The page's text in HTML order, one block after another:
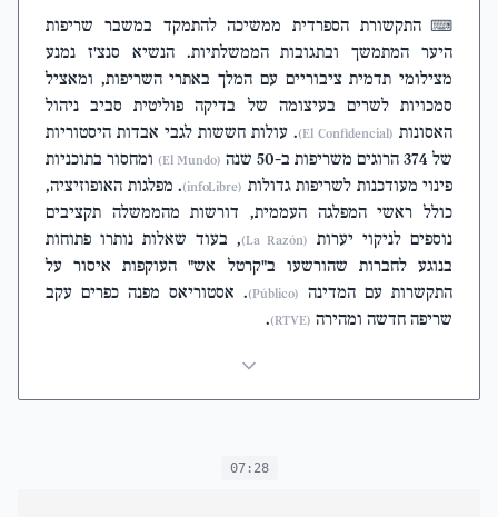
⌨ התקשורת הספרדית ממשיכה להתמקד במשבר שריפות
היער המתמשך ובתגובות הממשלתיות. הנשיא סנצ'ז נמנע
מצילומי תדמית ציבוריים עם המלך באתרי השריפות, ומאציל
סמכויות לשרים בעיצומה של בדיקה פוליטית סביב ניהול
האסונות (El Confidencial)
. עולות חששות לגבי אבדות היסטוריות
של 374 הרוגים משריפות ב-50 שנה
(El Mundo)
ומחסור בתוכניות
פינוי מעודכנות לשריפות גדולות (infoLibre)
. מפלגות האופוזיציה,
כולל ראשי המפלגה העממית, דורשות מהממשלה תקציבים
נוספים לניקוי יערות (La Razón)
, בעוד שאלות נותרו פתוחות
בנוגע לחברות שהורשעו ב"קרטל אש" העוקפות איסור על
התקשרות עם המדינה (Público)
. אסטוריאס מפנה כפרים עקב
שריפה חדשה ומהירה (RTVE)
.
07:28